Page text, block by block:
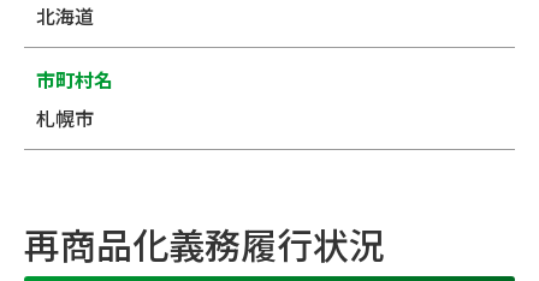
北海道
市町村名
札幌市
再商品化義務履行状況